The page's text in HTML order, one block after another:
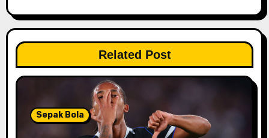
t
i
o
n
Related Post
Sepak Bola